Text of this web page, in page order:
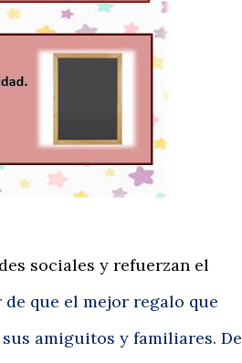
sociales y refuerzan el
que el mejor regalo que
amiguitos y familiares. De